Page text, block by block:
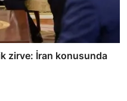
zirve: İran konusunda